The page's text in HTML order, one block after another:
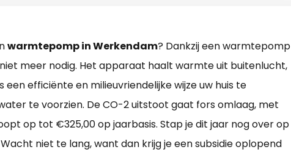
warmtepomp in Werkendam? Dankzij een warmtepomp
meer nodig. Het apparaat haalt warmte uit buitenlucht,
een efficiënte en milieuvriendelijke wijze uw huis te
te voorzien. De CO-2 uitstoot gaat fors omlaag, met
op tot €325,00 op jaarbasis. Stap je dit jaar nog over op
niet te lang, want dan krijg je een subsidie oplopend